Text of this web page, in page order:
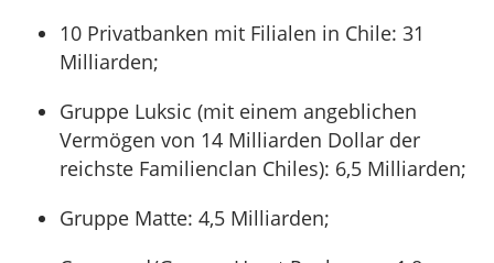
10 Privatbanken mit Filialen in Chile: 31
Milliarden;
Gruppe Luksic (mit einem angeblichen
Vermögen von 14 Milliarden Dollar der
reichste Familienclan Chiles): 6,5 Milliarden;
Gruppe Matte: 4,5 Milliarden;